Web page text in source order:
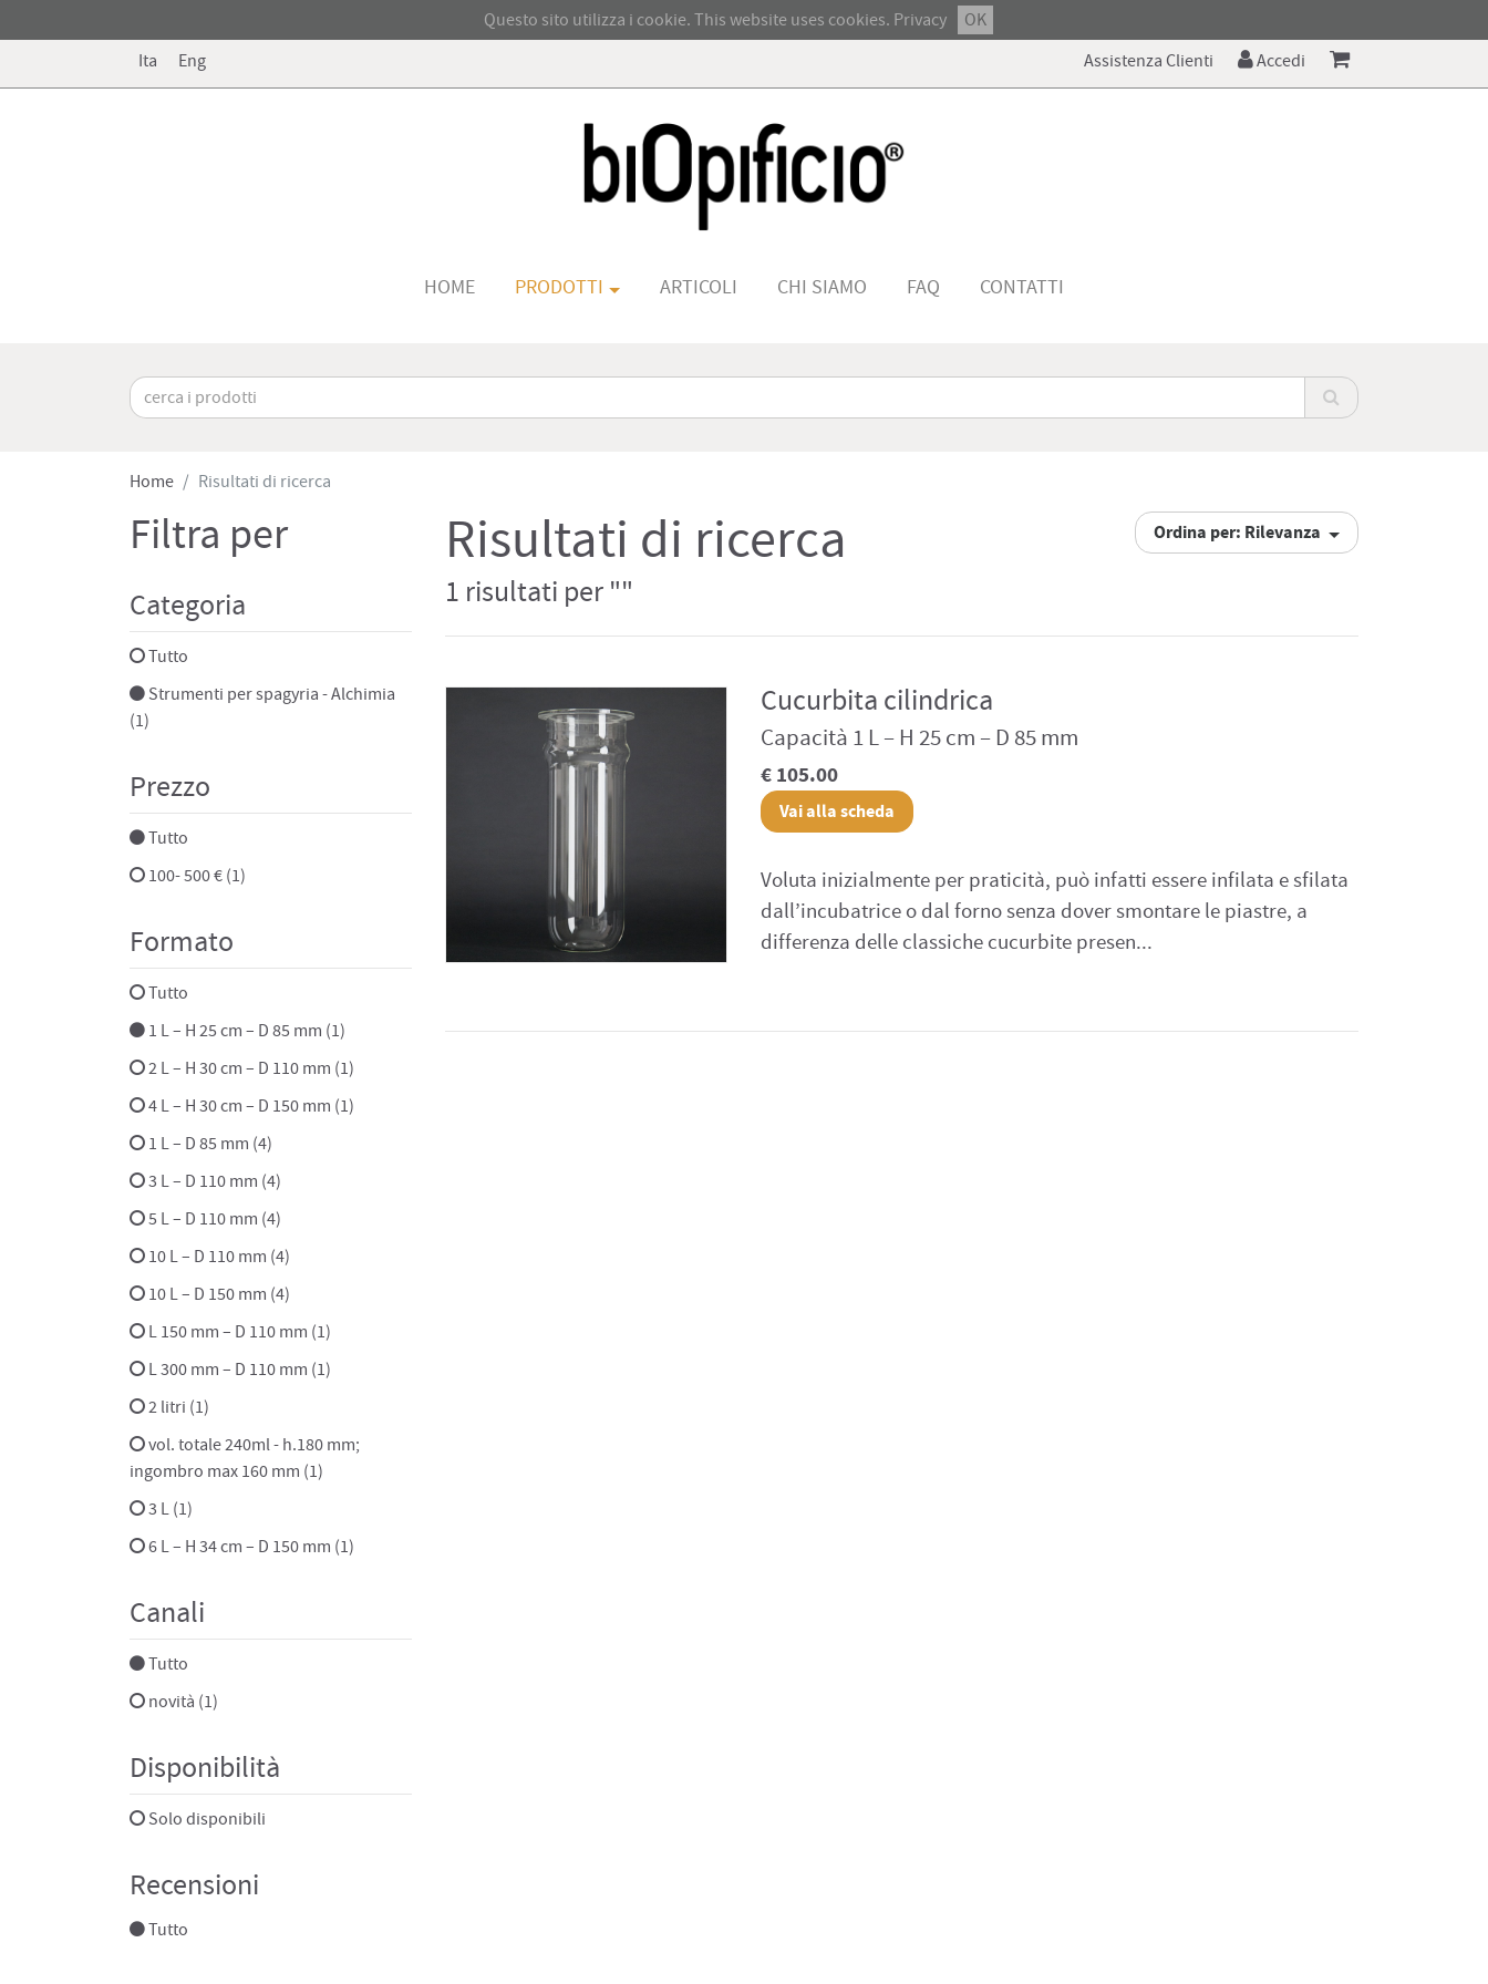
Questo sito utilizza i cookie. This website uses cookies. Privacy
OK
Ita
Eng Assistenza Clienti Accedi
HOME PRODOTTI ARTICOLI CHI SIAMO FAQ CONTATTI
Home Risultati di ricerca
Filtra per
Categoria
Tutto
Strumenti per spagyria - Alchimia
(1)
Prezzo
Tutto
100- 500 € (1)
Formato
Tutto
1 L – H 25 cm – D 85 mm (1)
2 L – H 30 cm – D 110 mm (1)
4 L – H 30 cm – D 150 mm (1)
1 L – D 85 mm (4)
3 L – D 110 mm (4)
5 L – D 110 mm (4)
10 L – D 110 mm (4)
10 L – D 150 mm (4)
L 150 mm – D 110 mm (1)
L 300 mm – D 110 mm (1)
2 litri (1)
vol. totale 240ml - h.180 mm;
ingombro max 160 mm (1)
3 L (1)
6 L – H 34 cm – D 150 mm (1)
Canali
Tutto
novità (1)
Disponibilità
Solo disponibili
Recensioni
Tutto
Risultati di ricerca
1 risultati per ""
Ordina per: Rilevanza
Cucurbita cilindrica
Capacità 1 L – H 25 cm – D 85 mm
€ 105.00
Vai alla scheda
Voluta inizialmente per praticità, può infatti essere infilata e sfilata
dall’incubatrice o dal forno senza dover smontare le piastre, a
differenza delle classiche cucurbite presen...